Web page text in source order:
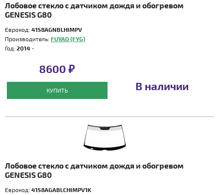
Лобовое стекло с датчиком дождя и обогревом
GENESIS G80
Еврокод: 4158AGNBLHIMPV
Производитель: FUYAO (FYG)
Год: 2014 -
8600 ₽
КУПИТЬ В наличии
Лобовое стекло с датчиком дождя и обогревом
GENESIS G80
Еврокод: 4158AGABLCHIMPV1K